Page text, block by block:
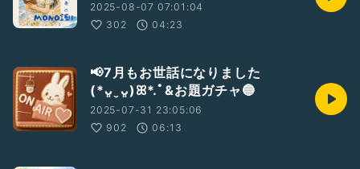
2025-08-07 07:01:04
302
04:23
📢7月もお世話になりました
(*ᴗ͈ˬᴗ͈)ꕤ*.ﾟ&お題ガチャ🔵
2025-07-31 23:05:06
902
06:13